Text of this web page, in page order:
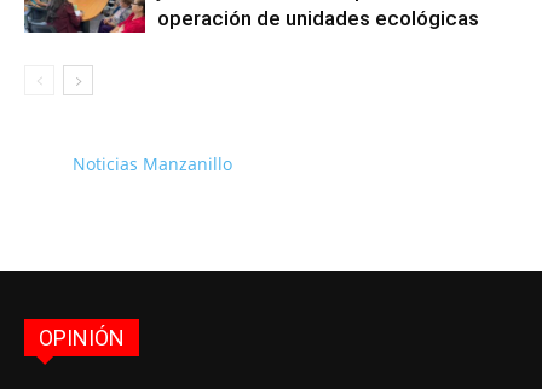
operación de unidades ecológicas
Noticias Manzanillo
OPINIÓN